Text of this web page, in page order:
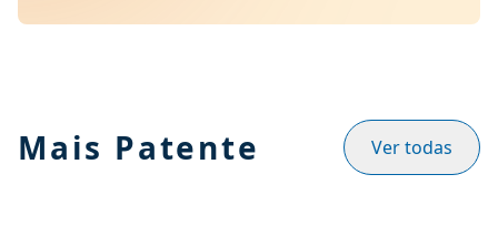
Mais Patente Ver todas